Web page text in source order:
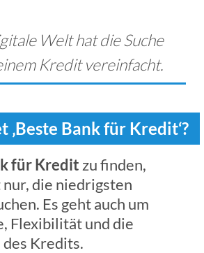
Welt hat die Suche
Kredit vereinfacht.
‚Beste Bank für Kredit‘?
für Kredit zu finden,
die niedrigsten
Es geht auch um
Flexibilität und die
Kredits.